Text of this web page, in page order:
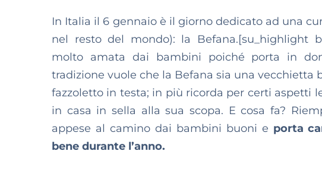
In Italia il 6 gennaio è il giorno dedicato ad una
nel resto del mondo): la Befana.[su_highlight
molto amata dai bambini poiché porta in
tradizione vuole che la Befana sia una
fazzoletto in testa; in più ricorda per certi aspetti
in casa in sella alla sua scopa. E cosa fa?
appese al camino dai bambini buoni e porta
bene durante l’anno.